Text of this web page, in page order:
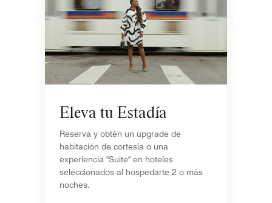
Eleva tu Estadía
Reserva y obtén un upgrade de
habitación de cortesía o una
experiencia "Suite" en hoteles
seleccionados al hospedarte 2 o más
noches.